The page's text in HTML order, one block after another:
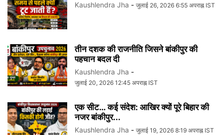
Kaushlendra Jha - जुलाई 26, 2026 6:55 अपराह्न IST
तीन दशक की राजनीति जिसने बांकीपुर की
पहचान बदल दी
Kaushlendra Jha -
जुलाई 20, 2026 12:45 अपराह्न IST
एक सीट… कई संदेश: आखिर क्यों पूरे बिहार की
नजर बांकीपुर...
Kaushlendra Jha - जुलाई 19, 2026 8:19 अपराह्न IST